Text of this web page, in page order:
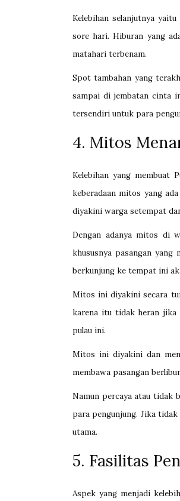
Kelebihan selanjutnya
sore hari. Hiburan yang
matahari terbenam.
Spot tambahan yang
sampai di jembatan cinta
tersendiri untuk para
4. Mitos
Kelebihan yang membuat
keberadaan mitos yang
diyakini warga setempat
Dengan adanya mitos di
khususnya pasangan
berkunjung ke tempat ini
Mitos ini diyakini secara
karena itu tidak heran jika
pulau ini.
Mitos ini diyakini dan
membawa pasangan
Namun percaya atau tidak
para pengunjung. Jika
utama.
5. Fasilitas
Aspek yang menjadi